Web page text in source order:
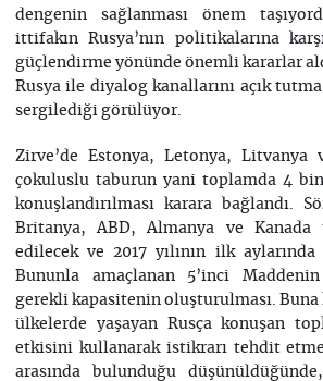
dengenin sağlanması önem
ittifakın Rusya’nın politikalarına
güçlendirme yönünde önemli kararlar
Rusya ile diyalog kanallarını açık
sergilediği görülüyor.
Zirve’de Estonya, Letonya, Litvanya
çokuluslu taburun yani toplamda 4
konuşlandırılması karara bağlandı.
Britanya, ABD, Almanya ve Kanada
edilecek ve 2017 yılının ilk aylarında
Bununla amaçlanan 5’inci
gerekli kapasitenin oluşturulması. Buna
ülkelerde yaşayan Rusça konuşan
etkisini kullanarak istikrarı tehdit
arasında bulunduğu